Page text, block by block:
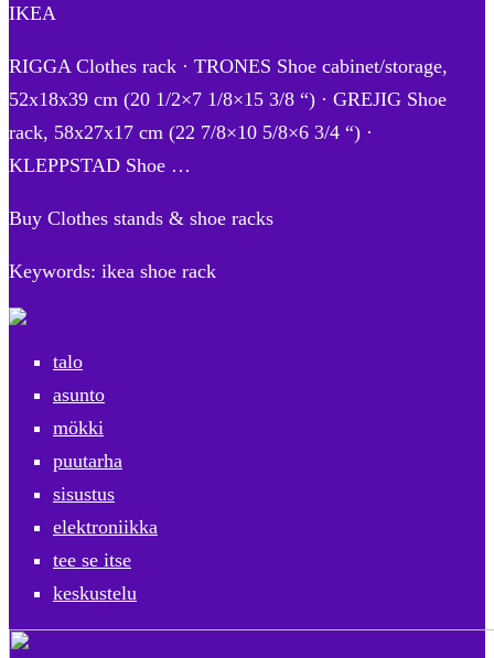
IKEA
RIGGA Clothes rack · TRONES Shoe cabinet/storage,
52x18x39 cm (20 1/2×7 1/8×15 3/8 “) · GREJIG Shoe
rack, 58x27x17 cm (22 7/8×10 5/8×6 3/4 “) ·
KLEPPSTAD Shoe …
Buy Clothes stands & shoe racks
Keywords: ikea shoe rack
talo
asunto
mökki
puutarha
sisustus
elektroniikka
tee se itse
keskustelu